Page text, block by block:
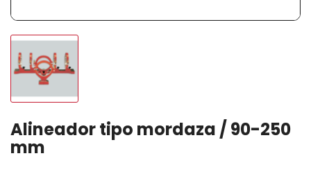
Alineador tipo mordaza / 90-250
mm